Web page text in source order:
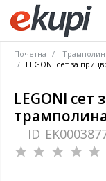
Почетна
LEGONI сет за
LEGONI
ID